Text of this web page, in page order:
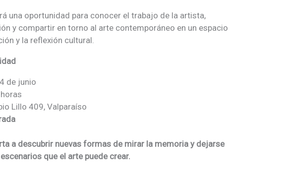
una oportunidad para conocer el trabajo de la artista,
y compartir en torno al arte contemporáneo en un espacio
y la reflexión cultural.
de junio
Lillo 409, Valparaíso
a descubrir nuevas formas de mirar la memoria y dejarse
que el arte puede crear.